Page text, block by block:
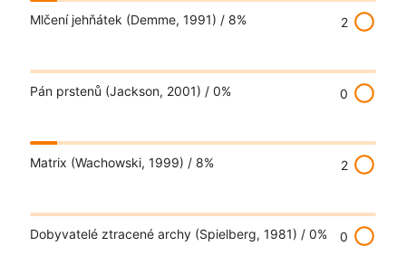
Mlčení jehňátek (Demme, 1991) / 8% 2 radio_button_unchecked
Pán prstenů (Jackson, 2001) / 0% 0 radio_button_unchecked
Matrix (Wachowski, 1999) / 8% 2 radio_button_unchecked
Dobyvatelé ztracené archy (Spielberg, 1981) / 0% 0 radio_button_unchecked